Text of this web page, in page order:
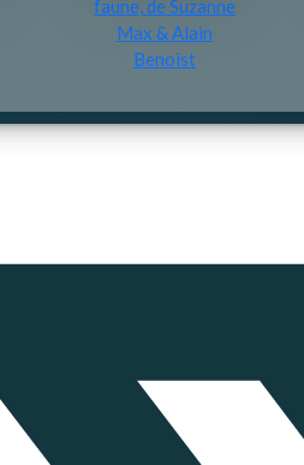
faune, de Suzanne
Max & Alain
Benoist